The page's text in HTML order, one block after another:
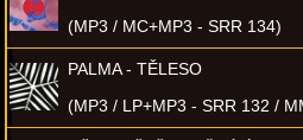
(MP3 / MC+MP3 - SRR 134)
PALMA - TĚLESO
(MP3 / LP+MP3 - SRR 132 /